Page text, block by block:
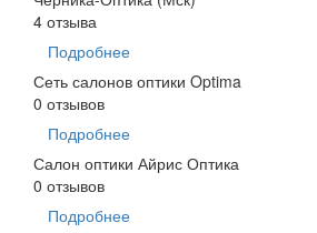
4 отзыва
Подробнее
Сеть салонов оптики Optima
0 отзывов
Подробнее
Салон оптики Айрис Оптика
0 отзывов
Подробнее